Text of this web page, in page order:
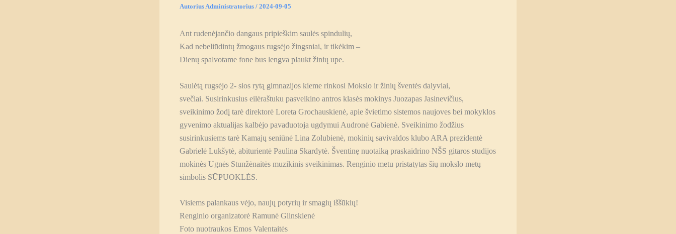
AutoriusAdministratorius / 2024-09-05
Ant rudenėjančio dangaus pripieškim saulės spindulių,
Kad nebeliūdintų žmogaus rugsėjo žingsniai, ir tikėkim –
Dienų spalvotame fone bus lengva plaukt žinių upe.
Saulėtą rugsėjo 2- sios rytą gimnazijos kieme rinkosi Mokslo ir žinių šventės dalyviai,
svečiai. Susirinkusius eilėraštuku pasveikino antros klasės mokinys Juozapas Jasinevičius,
sveikinimo žodį tarė direktorė Loreta Grochauskienė, apie švietimo sistemos naujoves bei mokyklos
gyvenimo aktualijas kalbėjo pavaduotoja ugdymui Audronė Gabienė. Sveikinimo žodžius
susirinkusiems tarė Kamajų seniūnė Lina Zolubienė, mokinių savivaldos klubo ARA prezidentė
Gabrielė Lukšytė, abiturientė Paulina Skardytė. Šventinę nuotaiką praskaidrino NŠS gitaros studijos
mokinės Ugnės Stunžėnaitės muzikinis sveikinimas. Renginio metu pristatytas šių mokslo metų
simbolis SŪPUOKLĖS.
Visiems palankaus vėjo, naujų potyrių ir smagių iššūkių!
Renginio organizatorė Ramunė Glinskienė
Foto nuotraukos Emos Valentaitės